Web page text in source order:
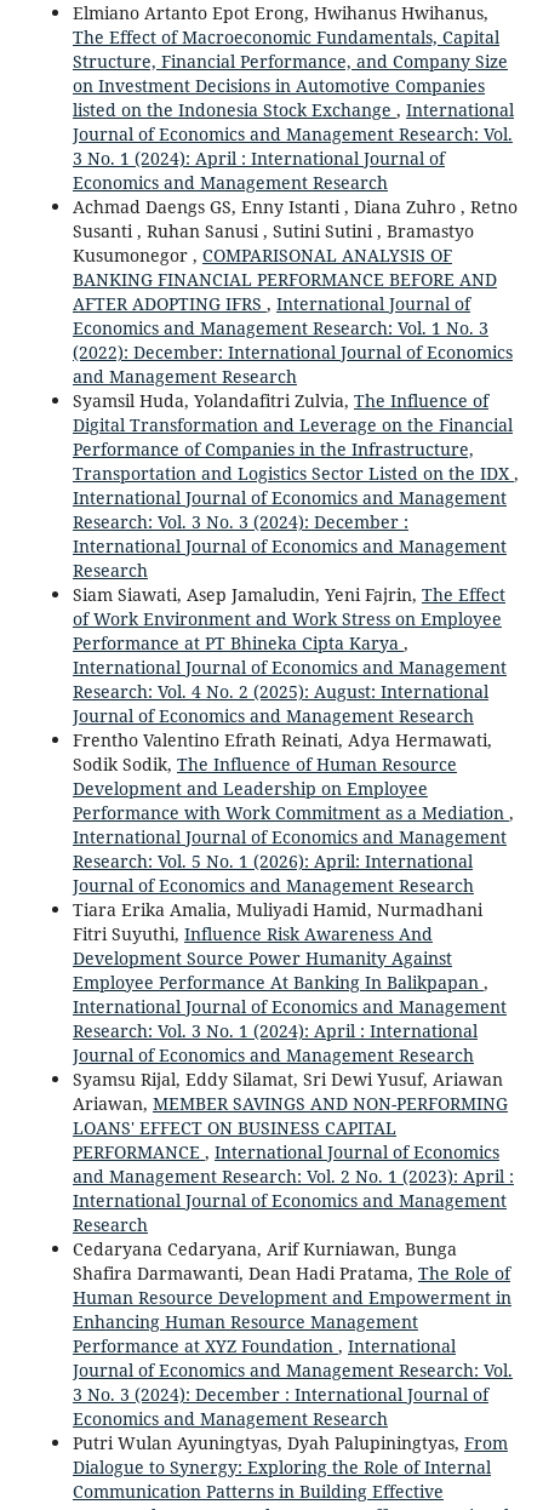
Elmiano Artanto Epot Erong, Hwihanus Hwihanus,
The Effect of Macroeconomic Fundamentals, Capital
Structure, Financial Performance, and Company Size
on Investment Decisions in Automotive Companies
listed on the Indonesia Stock Exchange , International
Journal of Economics and Management Research: Vol.
3 No. 1 (2024): April : International Journal of
Economics and Management Research
Achmad Daengs GS, Enny Istanti , Diana Zuhro , Retno
Susanti , Ruhan Sanusi , Sutini Sutini , Bramastyo
Kusumonegor , COMPARISONAL ANALYSIS OF
BANKING FINANCIAL PERFORMANCE BEFORE AND
AFTER ADOPTING IFRS , International Journal of
Economics and Management Research: Vol. 1 No. 3
(2022): December: International Journal of Economics
and Management Research
Syamsil Huda, Yolandafitri Zulvia, The Influence of
Digital Transformation and Leverage on the Financial
Performance of Companies in the Infrastructure,
Transportation and Logistics Sector Listed on the IDX ,
International Journal of Economics and Management
Research: Vol. 3 No. 3 (2024): December :
International Journal of Economics and Management
Research
Siam Siawati, Asep Jamaludin, Yeni Fajrin, The Effect
of Work Environment and Work Stress on Employee
Performance at PT Bhineka Cipta Karya ,
International Journal of Economics and Management
Research: Vol. 4 No. 2 (2025): August: International
Journal of Economics and Management Research
Frentho Valentino Efrath Reinati, Adya Hermawati,
Sodik Sodik, The Influence of Human Resource
Development and Leadership on Employee
Performance with Work Commitment as a Mediation ,
International Journal of Economics and Management
Research: Vol. 5 No. 1 (2026): April: International
Journal of Economics and Management Research
Tiara Erika Amalia, Muliyadi Hamid, Nurmadhani
Fitri Suyuthi, Influence Risk Awareness And
Development Source Power Humanity Against
Employee Performance At Banking In Balikpapan ,
International Journal of Economics and Management
Research: Vol. 3 No. 1 (2024): April : International
Journal of Economics and Management Research
Syamsu Rijal, Eddy Silamat, Sri Dewi Yusuf, Ariawan
Ariawan, MEMBER SAVINGS AND NON-PERFORMING
LOANS' EFFECT ON BUSINESS CAPITAL
PERFORMANCE , International Journal of Economics
and Management Research: Vol. 2 No. 1 (2023): April :
International Journal of Economics and Management
Research
Cedaryana Cedaryana, Arif Kurniawan, Bunga
Shafira Darmawanti, Dean Hadi Pratama, The Role of
Human Resource Development and Empowerment in
Enhancing Human Resource Management
Performance at XYZ Foundation , International
Journal of Economics and Management Research: Vol.
3 No. 3 (2024): December : International Journal of
Economics and Management Research
Putri Wulan Ayuningtyas, Dyah Palupiningtyas, From
Dialogue to Synergy: Exploring the Role of Internal
Communication Patterns in Building Effective